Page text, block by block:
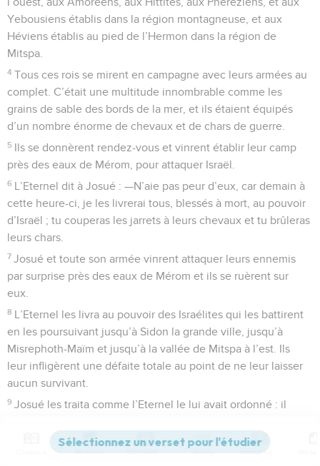
Yebousiens établis dans la région montagneuse, et aux
Héviens établis au pied de l’Hermon dans la région de
Mitspa.
4 Tous ces rois se mirent en campagne avec leurs armées au
complet. C’était une multitude innombrable comme les
grains de sable des bords de la mer, et ils étaient équipés
d’un nombre énorme de chevaux et de chars de guerre.
5 Ils se donnèrent rendez-vous et vinrent établir leur camp
près des eaux de Mérom, pour attaquer Israël.
6 L’Eternel dit à Josué : —N’aie pas peur d’eux, car demain à
cette heure-ci, je les livrerai tous, blessés à mort, au pouvoir
d’Israël ; tu couperas les jarrets à leurs chevaux et tu brûleras
leurs chars.
7 Josué et toute son armée vinrent attaquer leurs ennemis
par surprise près des eaux de Mérom et ils se ruèrent sur
eux.
8 L’Eternel les livra au pouvoir des Israélites qui les battirent
en les poursuivant jusqu’à Sidon la grande ville, jusqu’à
Misrephoth-Maïm et jusqu’à la vallée de Mitspa à l’est. Ils
leur infligèrent une défaite totale au point de ne leur laisser
aucun survivant.
9 Josué les traita comme l’Eternel le lui avait ordonné : il
Prise de Hassor
Versions Commentaires Strong